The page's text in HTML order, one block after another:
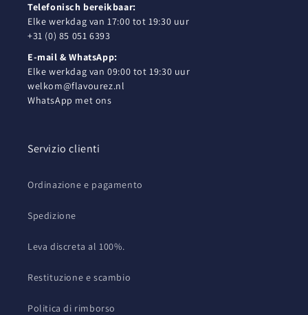
Telefonisch bereikbaar:
Elke werkdag van 17:00 tot 19:30 uur
+31 (0) 85 051 6393
E-mail & WhatsApp:
Elke werkdag van 09:00 tot 19:30 uur
welkom@flavourez.nl
WhatsApp met ons
Servizio clienti
Ordinazione e pagamento
Spedizione
Leva discreta al 100%.
Restituzione e scambio
Politica di rimborso